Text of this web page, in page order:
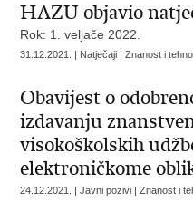
HAZU objavio
Rok: 1. veljače 2022.
31.12.2021. | Natječaji | Znanost i
Obavijest o
izdavanju
visokoškolskih
elektroničkome
24.12.2021. | Javni pozivi | Znanost i